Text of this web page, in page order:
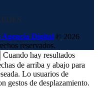
Agencia Digital © 2026
reservados.
Cuando hay resultados
de arriba y abajo para
Lo usuarios de
gestos de desplazamiento.